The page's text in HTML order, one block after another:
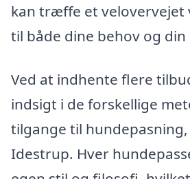
kan træffe et velovervejet
til både dine behov og
Ved at indhente flere
indsigt i de forskellige
tilgange til
Idestrup. Hver